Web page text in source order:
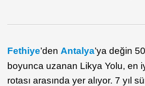
Fethiye’den Antalya’ya değin
boyunca uzanan Likya Yolu, en
rotası arasında yer alıyor. 7 yıl